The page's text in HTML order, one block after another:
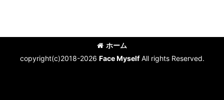
ホーム
copyright(c)2018-2026 Face MyselfAll rights Reserved.